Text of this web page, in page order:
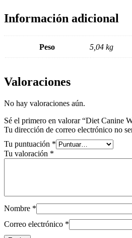
Información adicional
Peso 5,04 kg
Valoraciones
No hay valoraciones aún.
Sé el primero en valorar “Diet Canine
Tu dirección de correo electrónico no
Tu puntuación *
Tu valoración *
Nombre *
Correo electrónico *